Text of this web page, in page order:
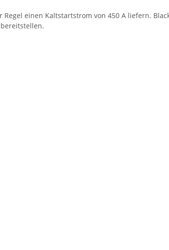
einen Kaltstartstrom von 450 A liefern.